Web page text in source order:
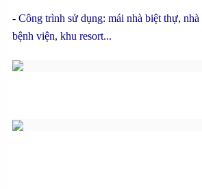
- Công trình sử dụng: mái nhà biệt thự,
bệnh viện, khu resort...